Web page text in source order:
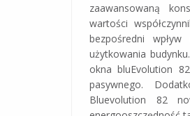
zaawansowaną
wartości
bezpośredni
użytkowania
okna bluEvolution
pasywnego.
Bluevolution 82